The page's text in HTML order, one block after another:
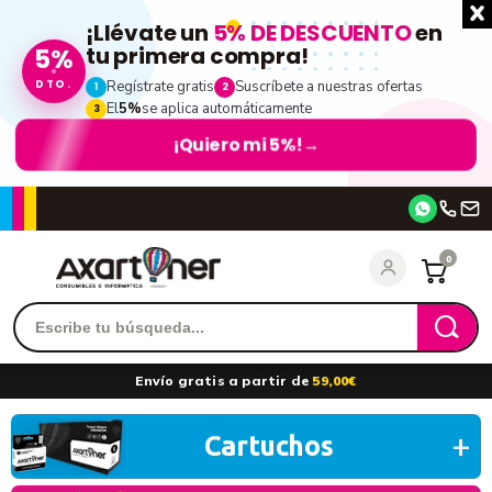
5%
DTO.
¡Llévate un 5% DE DESCUENTOen
tu primera compra!
1 Regístrate gratis 2 Suscríbete a nuestras ofertas
3 El5%se aplica automáticamente
¡Quiero mi 5%!→
entrar
0
Envío gratis a partir de 59,00€
Cartuchos